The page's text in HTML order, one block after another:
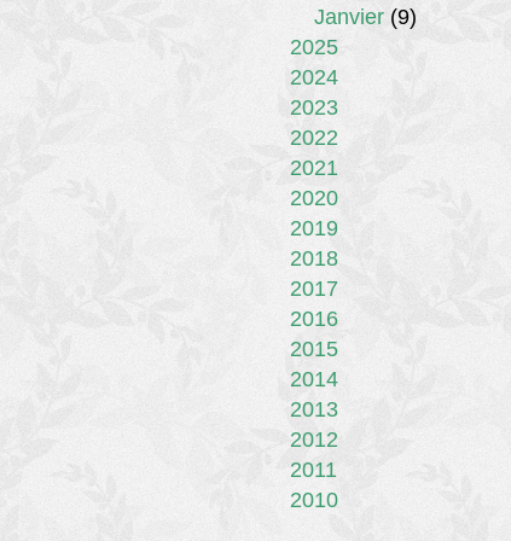
Janvier (9)
2025
2024
2023
2022
2021
2020
2019
2018
2017
2016
2015
2014
2013
2012
2011
2010